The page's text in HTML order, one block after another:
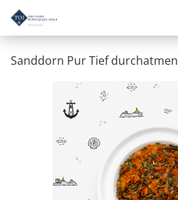
Sanddorn Pur Tief durchatmen